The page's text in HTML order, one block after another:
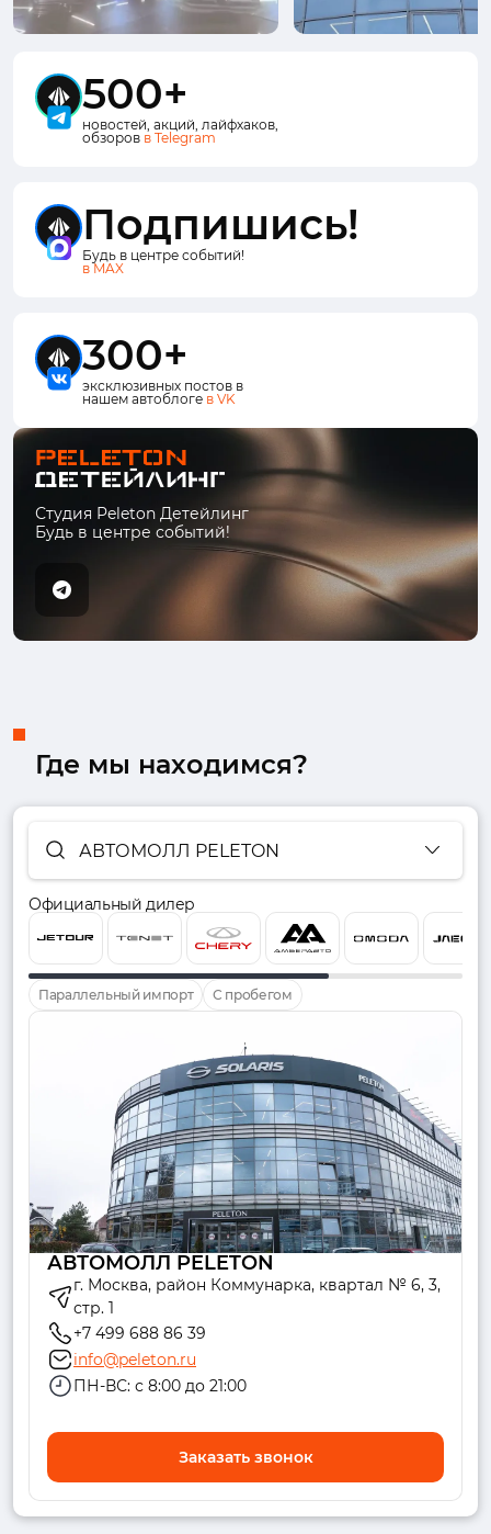
500+
новостей, акций, лайфхаков,
обзоров в Telegram
Подпишись!
Будь в центре событий!
в MAX
300+
эксклюзивных постов в
нашем автоблоге в VK
Студия Peleton Детейлинг
Будь в центре событий!
Где мы находимся?
АВТОМОЛЛ PELETON
Официальный дилер
Параллельный импорт С пробегом
АВТОМОЛЛ PELETON
г. Москва, район Коммунарка, квартал № 6, 3,
стр. 1
+7 499 688 86 39
info@peleton.ru
ПН-ВС: с 8:00 до 21:00
Заказать звонок